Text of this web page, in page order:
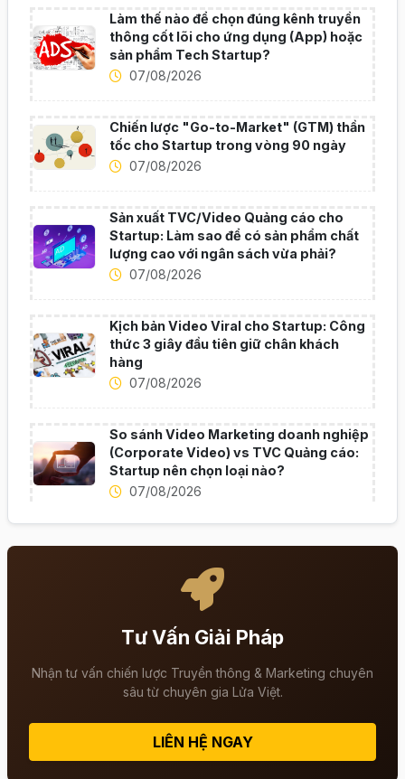
Làm thế nào để chọn đúng kênh truyền
thông cốt lõi cho ứng dụng (App) hoặc
sản phẩm Tech Startup?
07/08/2026
Chiến lược "Go-to-Market" (GTM) thần
tốc cho Startup trong vòng 90 ngày
07/08/2026
Sản xuất TVC/Video Quảng cáo cho
Startup: Làm sao để có sản phẩm chất
lượng cao với ngân sách vừa phải?
07/08/2026
Kịch bản Video Viral cho Startup: Công
thức 3 giây đầu tiên giữ chân khách
hàng
07/08/2026
So sánh Video Marketing doanh nghiệp
(Corporate Video) vs TVC Quảng cáo:
Startup nên chọn loại nào?
07/08/2026
Tư Vấn Giải Pháp
Nhận tư vấn chiến lược Truyền thông & Marketing chuyên
sâu từ chuyên gia Lửa Việt.
LIÊN HỆ NGAY